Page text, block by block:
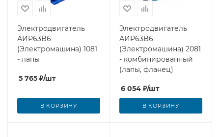
Электродвигатель
АИР63B6
(Электромашина) 1081
- лапы
5 765 ₽/шт
В КОРЗИНУ
Электродвигатель
АИР63B6
(Электромашина) 2081
- комбинированный
(лапы, фланец)
6 054 ₽/шт
В КОРЗИНУ